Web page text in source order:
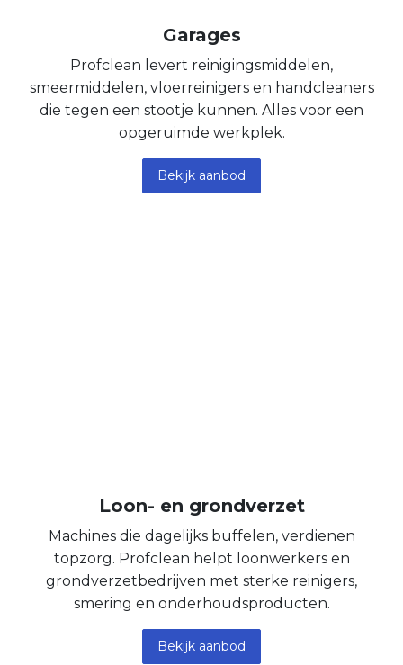
Garages
Profclean levert reinigingsmiddelen,
smeermiddelen, vloerreinigers en handcleaners
die tegen een stootje kunnen. Alles voor een
opgeruimde werkplek.
Bekijk aanbod
Loon- en grondverzet
Machines die dagelijks buffelen, verdienen
topzorg. Profclean helpt loonwerkers en
grondverzetbedrijven met sterke reinigers,
smering en onderhoudsproducten.
Bekijk aanbod